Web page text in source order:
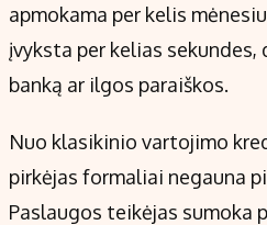
apmokama per kelis
įvyksta per kelias
banką ar ilgos paraiškos.
Nuo klasikinio vartojimo
pirkėjas formaliai negauna
Paslaugos teikėjas sumoka